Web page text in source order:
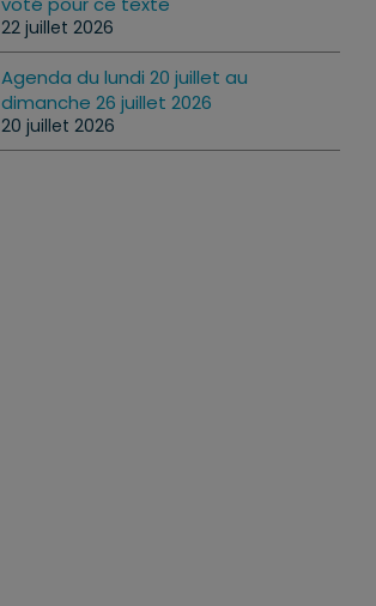
22 juillet 2026
Agenda du lundi 20 juillet au
dimanche 26 juillet 2026
20 juillet 2026